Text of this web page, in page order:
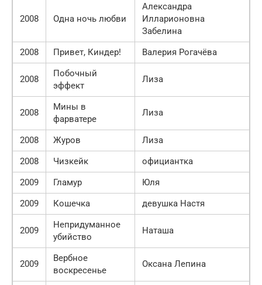
2008 Одна ночь любви
Александра
Илларионовна
Забелина
2008
Привет, Киндер! Валерия Рогачёва
2008
Побочный
эффект
Лиза
2008
Мины в
фарватере
Лиза
2008 Журов
Лиза
2008
Чизкейк
официантка
2009
Гламур
Юля
2009
Кошечка девушка Настя
2009
Непридуманное
убийство
Наташа
2009
Вербное
воскресенье
Оксана Лепина